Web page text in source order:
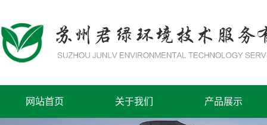
网站首页 关于我们 产品展示